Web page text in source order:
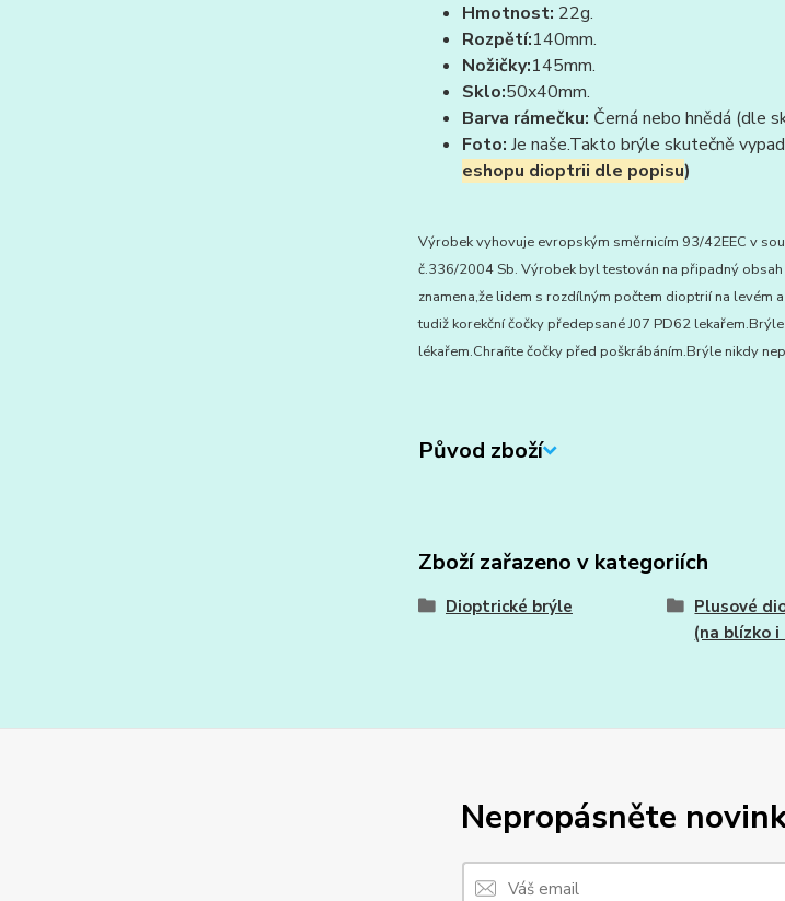
Hmotnost: 22g.
Rozpětí:140mm.
Nožičky:145mm.
Sklo:50x40mm.
Barva rámečku: Černá nebo hnědá (dle
Foto: Je naše.Takto brýle skutečně
eshopu dioptrii dle popisu)
Výrobek vyhovuje evropským směrnicím 93/42EEC v
č.336/2004 Sb. Výrobek byl testován na připadný
znamena,že lidem s rozdílným počtem dioptrií na levém
tudiž korekční čočky předepsané J07 PD62
lékařem.Chrañte čočky před poškrábáním.Brýle nikdy
Původ zboží
Zboží zařazeno v kategoriích
Dioptrické brýle
Plusové
(na blízko
Nepropásněte